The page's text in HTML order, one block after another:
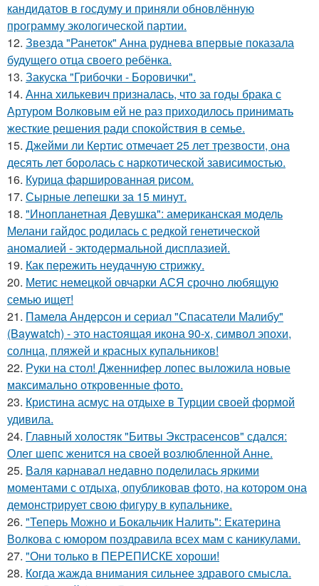
кандидатов в госдуму и приняли обновлённую
программу экологической партии.
12. Звезда "Ранеток" Анна руднева впервые показала
будущего отца своего ребёнка.
13. Закуска "Грибочки - Боровички".
14. Анна хилькевич призналась, что за годы брака с
Артуром Волковым ей не раз приходилось принимать
жесткие решения ради спокойствия в семье.
15. Джейми ли Кертис отмечает 25 лет трезвости, она
десять лет боролась с наркотической зависимостью.
16. Курица фаршированная рисом.
17. Сырные лепешки за 15 минут.
18. "Инопланетная Девушка": американская модель
Мелани гайдос родилась с редкой генетической
аномалией - эктодермальной дисплазией.
19. Как пережить неудачную стрижку.
20. Метис немецкой овчарки АСЯ срочно любящую
семью ищет!
21. Памела Андерсон и сериал "Спасатели Малибу"
(Baywatch) - это настоящая икона 90-х, символ эпохи,
солнца, пляжей и красных купальников!
22. Руки на стол! Дженнифер лопес выложила новые
максимально откровенные фото.
23. Кристина асмус на отдыхе в Турции своей формой
удивила.
24. Главный холостяк "Битвы Экстрасенсов" сдался:
Олег шепс женится на своей возлюбленной Анне.
25. Валя карнавал недавно поделилась яркими
моментами с отдыха, опубликовав фото, на котором она
демонстрирует свою фигуру в купальнике.
26. "Теперь Можно и Бокальчик Налить": Екатерина
Волкова с юмором поздравила всех мам с каникулами.
27. "Они только в ПЕРЕПИСКЕ хороши!
28. Когда жажда внимания сильнее здравого смысла.